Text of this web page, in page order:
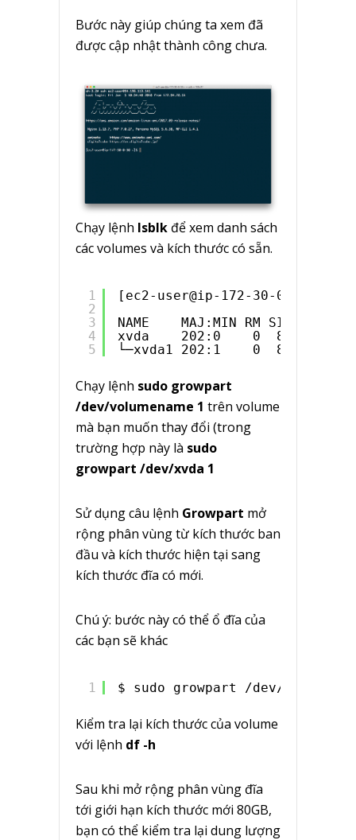
Bước này giúp chúng ta xem đã
được cập nhật thành công chưa.
Chạy lệnh lsblk để xem danh sách
các volumes và kích thước có sẵn.
1
2
3
4
5
[ec2-user@ip-172-30-0-30 ~]$
NAME    MAJ:MIN RM SIZE RO
xvda    202:0    0  80G  0
└─xvda1 202:1    0  80G  0
Chạy lệnh sudo growpart
/dev/volumename 1 trên volume
mà bạn muốn thay đổi (trong
trường hợp này là sudo
growpart /dev/xvda 1
Sử dụng câu lệnh Growpart mở
rộng phân vùng từ kích thước ban
đầu và kích thước hiện tại sang
kích thước đĩa có mới.
Chú ý: bước này có thể ổ đĩa của
các bạn sẽ khác
1 $ sudo growpart /dev/xvda 1
Kiểm tra lại kích thước của volume
với lệnh df -h
Sau khi mở rộng phân vùng đĩa
tới giới hạn kích thước mới 80GB,
bạn có thể kiểm tra lại dung lượng